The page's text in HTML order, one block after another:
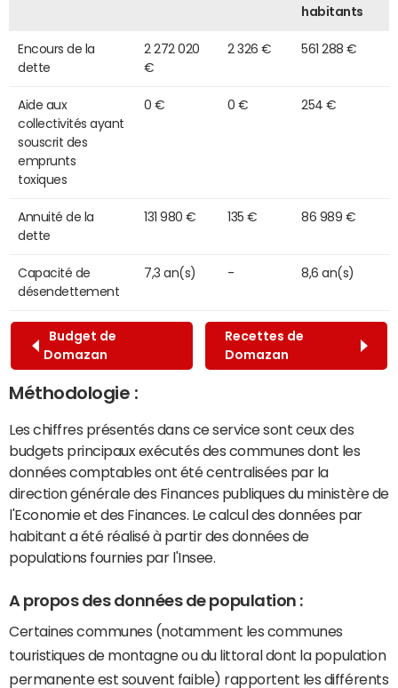
habitants
Encours de la
dette
2 272 020
€
2 326 € 561 288 €
Aide aux
collectivités ayant
souscrit des
emprunts
toxiques
0 € 0 € 254 €
Annuité de la
dette
131 980 € 135 € 86 989 €
Capacité de
désendettement
7,3 an(s) - 8,6 an(s)
Budget de
Domazan
Recettes de
Domazan
Méthodologie :
Les chiffres présentés dans ce service sont ceux des
budgets principaux exécutés des communes dont les
données comptables ont été centralisées par la
direction générale des Finances publiques du ministère de
l'Economie et des Finances. Le calcul des données par
habitant a été réalisé à partir des données de
populations fournies par l'Insee.
A propos des données de population :
Certaines communes (notamment les communes
touristiques de montagne ou du littoral dont la population
permanente est souvent faible) rapportent les différents